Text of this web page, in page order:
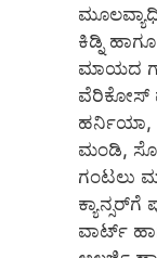
ಕಿಡ್ನಿ
ಮಾಯದ
ವೆರಿಕೋಸ್
ಹರ್ನಿಯಾ,
ಮಂಡಿ,
ಗಂಟಲು
ವಾರ್ಟ್